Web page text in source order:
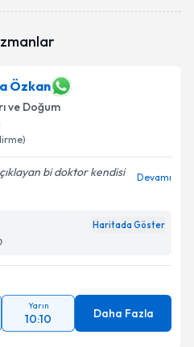
Gönder
bu uzmandan randevu
ilişkin
kabul ediyorum.
Gönder
Özkan
ve Doğum
bi doktor kendisi
Devamı
Haritada Göster
Yarın
10:10 Daha Fazla